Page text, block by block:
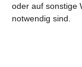
oder auf sonstige
notwendig sind.